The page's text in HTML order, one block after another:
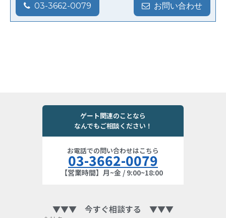
03-3662-0079 お問い合わせ
ゲート関連のことなら
なんでもご相談ください！
お電話での問い合わせはこちら
03-3662-0079
【営業時間】月~金 / 9:00~18:00
▼▼▼ 今すぐ相談する ▼▼▼